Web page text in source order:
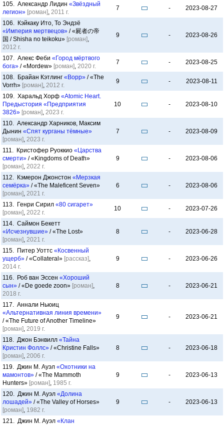
105. Александр Лидин «Звёздный
легион» [роман], 2011 г.
7 - 2023-08-27
106. Кэйкаку Ито, То Эндзё
«Империя мертвецов» / «屍者の帝
国 / Shisha no teikoku» [роман],
2012 г.
9 - 2023-08-26
107. Алекс Феби «Город мёртвого
бога» / «Mordew» [роман], 2020 г.
7 - 2023-08-25
108. Брайан Кэтлинг «Ворр» / «The
Vorrh» [роман], 2012 г.
9 - 2023-08-11
109. Харальд Хорф «Atomic Heart.
Предыстория «Предприятия
3826» [роман], 2023 г.
10 - 2023-08-10
110. Александр Харников, Максим
Дынин «Спят курганы тёмные»
[роман], 2023 г.
7 - 2023-08-09
111. Кристофер Руоккио «Царства
смерти» / «Kingdoms of Death»
[роман], 2022 г.
9 - 2023-08-06
112. Кэмерон Джонстон «Мерзкая
семёрка» / «The Maleficent Seven»
[роман], 2021 г.
6 - 2023-08-06
113. Генри Сирил «80 сигарет»
[роман], 2022 г.
10 - 2023-07-26
114. Саймон Бекетт
«Исчезнувшие» / «The Lost»
[роман], 2021 г.
8 - 2023-06-28
115. Питер Уоттс «Косвенный
ущерб» / «Collateral» [рассказ],
2014 г.
9 - 2023-06-26
116. Роб ван Эссен «Хороший
сын» / «De goede zoon» [роман],
2018 г.
8 - 2023-06-21
117. Аннали Ньюиц
«Альтернативная линия времени»
/ «The Future of Another Timeline»
[роман], 2019 г.
9 - 2023-06-21
118. Джон Бэнвилл «Тайна
Кристин Фоллс» / «Christine Falls»
[роман], 2006 г.
8 - 2023-06-18
119. Джин М. Ауэл «Охотники на
мамонтов» / «The Mammoth
Hunters» [роман], 1985 г.
9 - 2023-06-13
120. Джин М. Ауэл «Долина
лошадей» / «The Valley of Horses»
[роман], 1982 г.
9 - 2023-06-13
121. Джин М. Ауэл «Клан